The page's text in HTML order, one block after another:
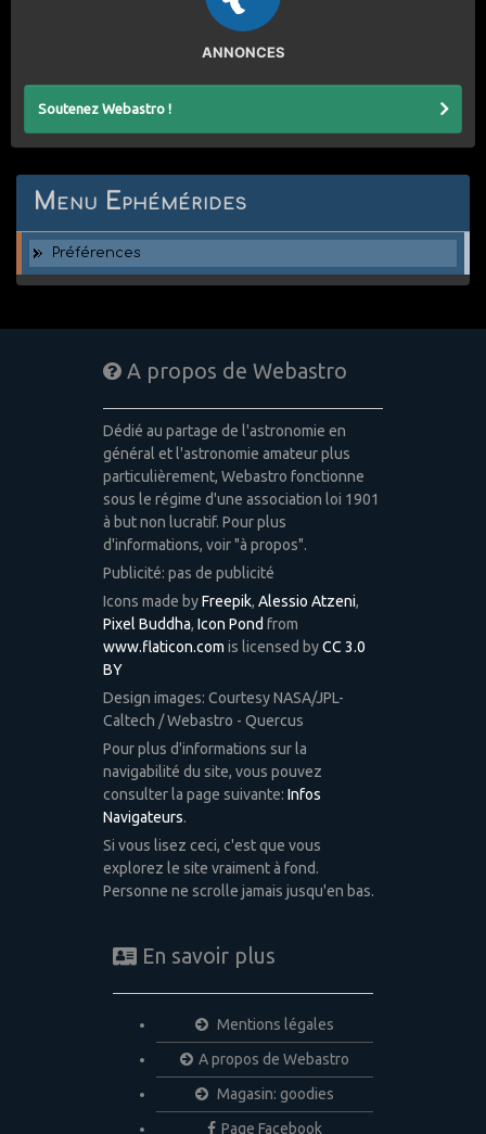
ANNONCES
Soutenez Webastro !
Menu Ephémérides
Préférences
A propos de Webastro
Dédié au partage de l'astronomie en
général et l'astronomie amateur plus
particulièrement, Webastro fonctionne
sous le régime d'une association loi 1901
à but non lucratif. Pour plus
d'informations, voir "à propos".
Publicité: pas de publicité
Icons made byFreepik, Alessio Atzeni,
Pixel Buddha, Icon Pond from
www.flaticon.com is licensed byCC 3.0
BY
Design images: Courtesy NASA/JPL-
Caltech / Webastro - Quercus
Pour plus d'informations sur la
navigabilité du site, vous pouvez
consulter la page suivante: Infos
Navigateurs.
Si vous lisez ceci, c'est que vous
explorez le site vraiment à fond.
Personne ne scrolle jamais jusqu'en bas.
En savoir plus
Mentions légales
A propos de Webastro
Magasin: goodies
Page Facebook